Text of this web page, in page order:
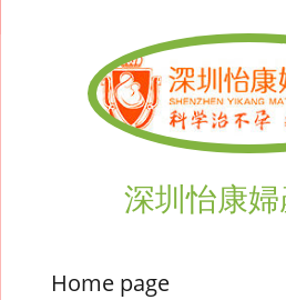
深圳怡康
Home page